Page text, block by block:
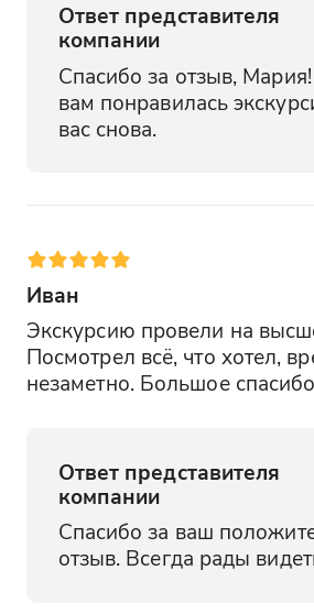
Ответ представителя
компании
Спасибо за отзыв,
вам понравилась
вас снова.
Иван
Экскурсию провели на
Посмотрел всё, что хотел,
незаметно. Большое
Ответ представителя
компании
Спасибо за ваш
отзыв. Всегда рады